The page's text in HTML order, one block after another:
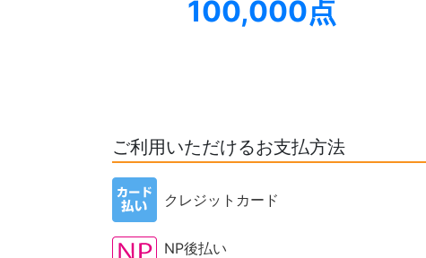
100,000点
ご利用いただけるお支払方法
クレジットカード
NP後払い